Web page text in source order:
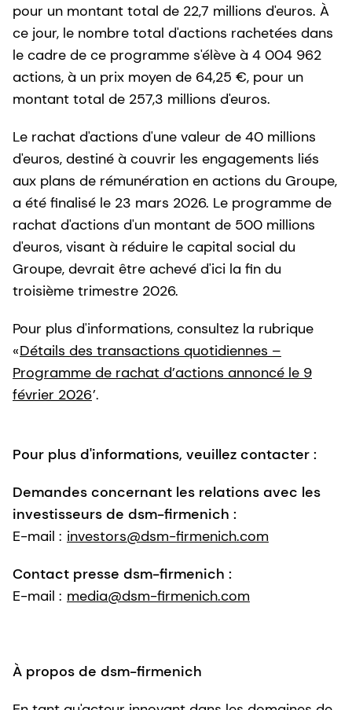
pour un montant total de 22,7 millions d'euros. À
ce jour, le nombre total d'actions rachetées dans
le cadre de ce programme s'élève à 4 004 962
actions, à un prix moyen de 64,25 €, pour un
montant total de 257,3 millions d'euros.
Le rachat d'actions d'une valeur de 40 millions
d'euros, destiné à couvrir les engagements liés
aux plans de rémunération en actions du Groupe,
a été finalisé le 23 mars 2026. Le programme de
rachat d'actions d'un montant de 500 millions
d'euros, visant à réduire le capital social du
Groupe, devrait être achevé d'ici la fin du
troisième trimestre 2026.
Pour plus d'informations, consultez la rubrique
«Détails des transactions quotidiennes –
Programme de rachat d’actions annoncé le 9
février 2026’.
Pour plus d'informations, veuillez contacter :
Demandes concernant les relations avec les
investisseurs de dsm-firmenich :
E-mail : investors@dsm-firmenich.com
Contact presse dsm-firmenich :
E-mail : media@dsm-firmenich.com
À propos de dsm-firmenich